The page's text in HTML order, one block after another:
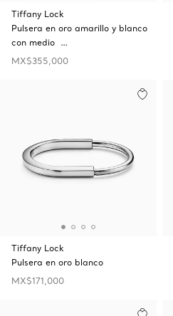
Tiffany Lock
Pulsera en oro amarillo y blanco
con medio …
MX$355,000
Tiffany Lock
Pulsera en oro blanco
MX$171,000